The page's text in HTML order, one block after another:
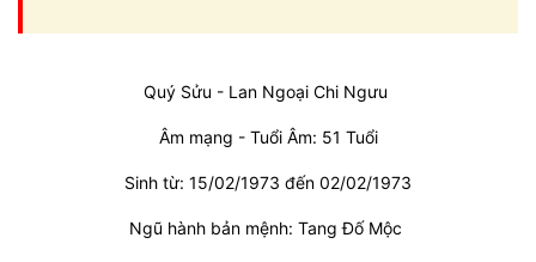
Quý Sửu - Lan Ngoại Chi Ngưu
Âm mạng - Tuổi Âm: 51 Tuổi
Sinh từ: 15/02/1973 đến 02/02/1973
Ngũ hành bản mệnh: Tang Đố Mộc